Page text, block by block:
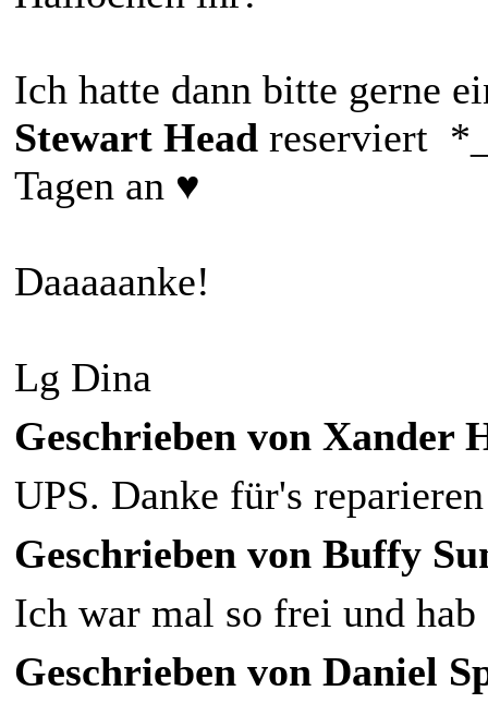
Ich hatte dann bitte gerne
Stewart Head reserviert
Tagen an ♥️
Daaaaanke!
Lg Dina
Geschrieben von Xander
UPS. Danke für's reparieren
Geschrieben von Buffy
Ich war mal so frei und
Geschrieben von Daniel